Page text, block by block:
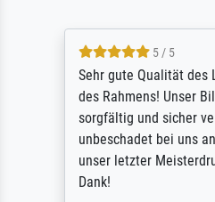
5 / 5
Sehr gute Qualität des
des Rahmens! Unser
sorgfältig und sicher
unbeschadet bei uns
unser letzter
Dank!